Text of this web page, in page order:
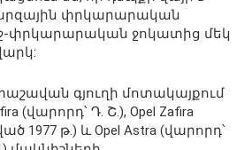
փրկարարական
փրկարարական ջոկատից մեկ
գյուղի մոտակայքում
(վարորդ՝ Դ. Շ.), Opel Zafira
1977 թ․) և Opel Astra (վարորդ՝